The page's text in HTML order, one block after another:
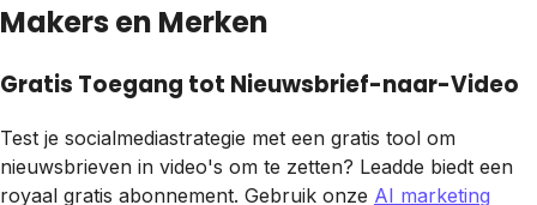
Makers en Merken
Gratis Toegang tot Nieuwsbrief-naar-Video
Test je socialmediastrategie met een gratis tool om
nieuwsbrieven in video's om te zetten? Leadde biedt een
royaal gratis abonnement. Gebruik onze AI marketing